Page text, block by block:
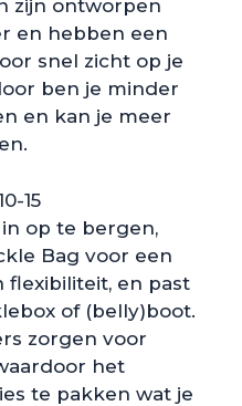
zijn ontworpen
en hebben een
snel zicht op je
ben je minder
en kan je meer
15
op te bergen,
Bag voor een
flexibiliteit, en past
of (belly)boot.
zorgen voor
het
te pakken wat je